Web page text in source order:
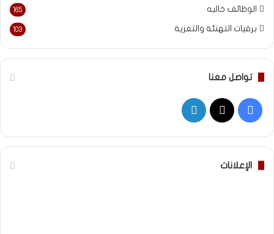
الوظائف خاليه 165
برقيات التهنئة والتعزية 103
تواصل معنا
فيسبوك لينكدإن
الإعلانات